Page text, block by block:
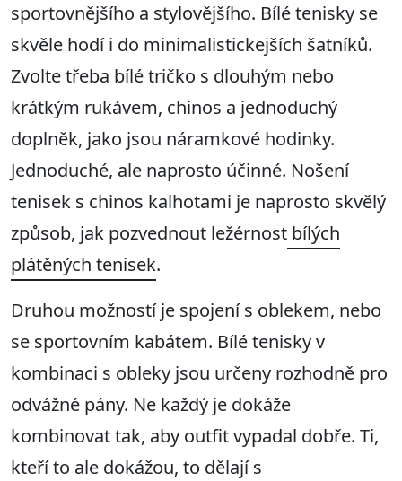
sportovnějšího a stylovějšího. Bílé tenisky se
skvěle hodí i do minimalistickejších šatníků.
Zvolte třeba bílé tričko s dlouhým nebo
krátkým rukávem, chinos a jednoduchý
doplněk, jako jsou náramkové hodinky.
Jednoduché, ale naprosto účinné. Nošení
tenisek s chinos kalhotami je naprosto skvělý
způsob, jak pozvednout ležérnost bílých
plátěných tenisek.
Druhou možností je spojení s oblekem, nebo
se sportovním kabátem. Bílé tenisky v
kombinaci s obleky jsou určeny rozhodně pro
odvážné pány. Ne každý je dokáže
kombinovat tak, aby outfit vypadal dobře. Ti,
kteří to ale dokážou, to dělají s